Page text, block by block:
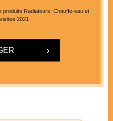
produits Radiateurs, Chauffe-eau et
2021